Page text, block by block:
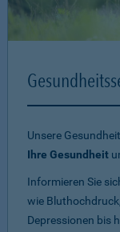
Unsere
Ihre Gesundheit
Informieren Sie
wie
Depressionen bis